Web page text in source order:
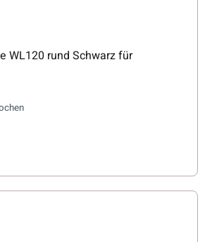
WL120 rund Schwarz für